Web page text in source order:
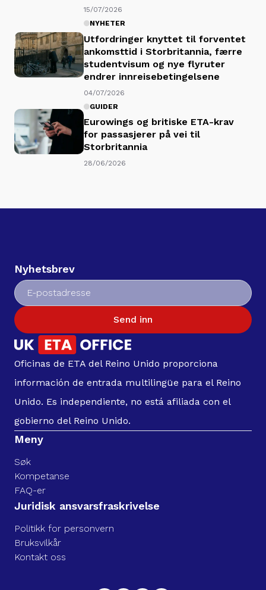
15/07/2026
NYHETER
Utfordringer knyttet til forventet
ankomsttid i Storbritannia, færre
studentvisum og nye flyruter
endrer innreisebetingelsene
04/07/2026
GUIDER
Eurowings og britiske ETA-krav
for passasjerer på vei til
Storbritannia
28/06/2026
Nyhetsbrev
Send inn
Oficinas de ETA del Reino Unido proporciona
información de entrada multilingüe para el Reino
Unido. Es independiente, no está afiliada con el
gobierno del Reino Unido.
Meny
Søk
Kompetanse
FAQ-er
Juridisk ansvarsfraskrivelse
Politikk for personvern
Bruksvilkår
Kontakt oss